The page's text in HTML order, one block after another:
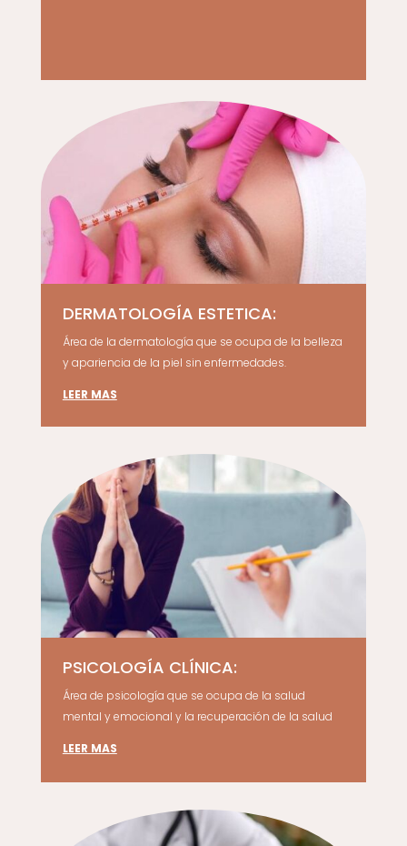
DERMATOLOGÍA ESTETICA:
Área de la dermatología que se ocupa de la belleza
y apariencia de la piel sin enfermedades.
LEER MAS
PSICOLOGÍA CLÍNICA:
Área de psicología que se ocupa de la salud
mental y emocional y la recuperación de la salud
LEER MAS